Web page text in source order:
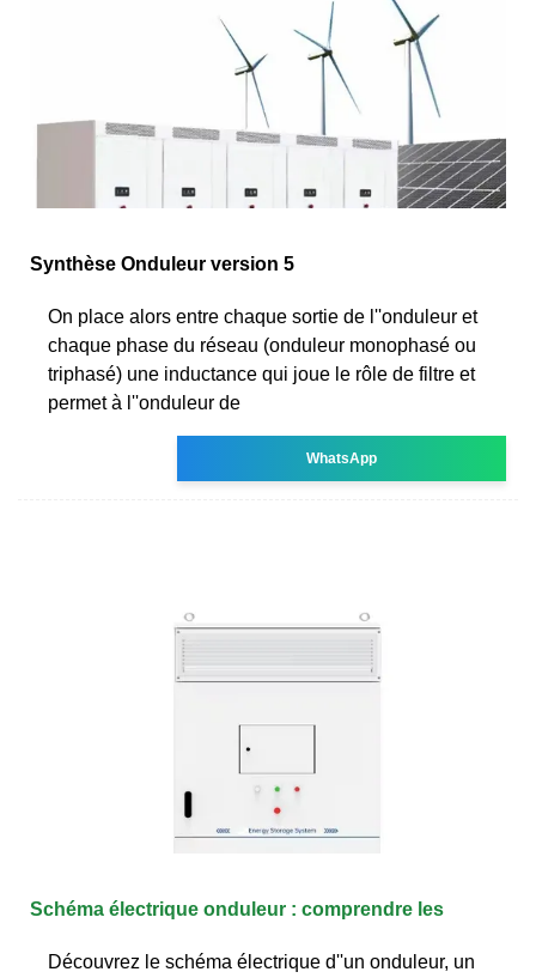
Synthèse Onduleur version 5
On place alors entre chaque sortie de l''onduleur et
chaque phase du réseau (onduleur monophasé ou
triphasé) une inductance qui joue le rôle de filtre et
permet à l''onduleur de
WhatsApp
Schéma électrique onduleur : comprendre les
Découvrez le schéma électrique d''un onduleur, un